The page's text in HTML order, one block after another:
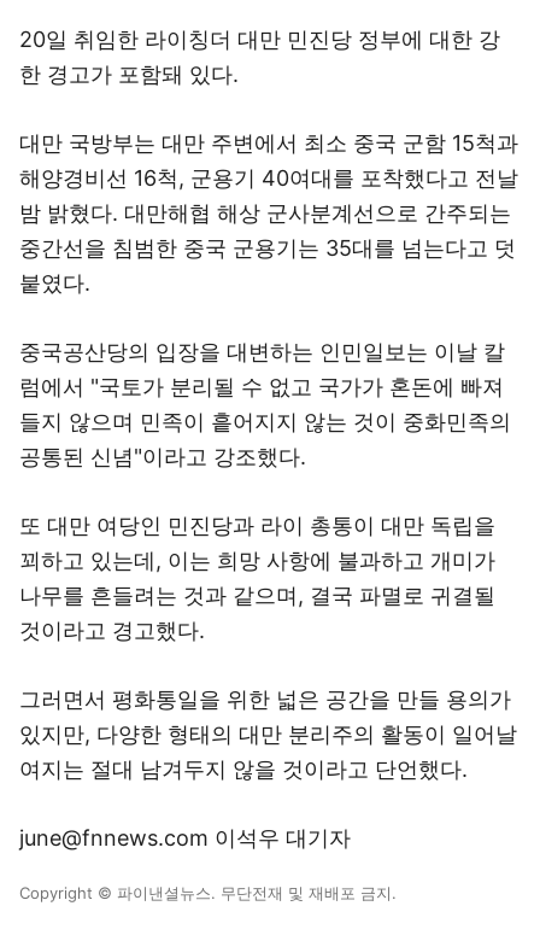
20일 취임한 라이칭더 대만 민진당 정부에 대한 강
한 경고가 포함돼 있다.
대만 국방부는 대만 주변에서 최소 중국 군함 15척과
해양경비선 16척, 군용기 40여대를 포착했다고 전날
밤 밝혔다. 대만해협 해상 군사분계선으로 간주되는
중간선을 침범한 중국 군용기는 35대를 넘는다고 덧
붙였다.
중국공산당의 입장을 대변하는 인민일보는 이날 칼
럼에서 "국토가 분리될 수 없고 국가가 혼돈에 빠져
들지 않으며 민족이 흩어지지 않는 것이 중화민족의
공통된 신념"이라고 강조했다.
또 대만 여당인 민진당과 라이 총통이 대만 독립을
꾀하고 있는데, 이는 희망 사항에 불과하고 개미가
나무를 흔들려는 것과 같으며, 결국 파멸로 귀결될
것이라고 경고했다.
그러면서 평화통일을 위한 넓은 공간을 만들 용의가
있지만, 다양한 형태의 대만 분리주의 활동이 일어날
여지는 절대 남겨두지 않을 것이라고 단언했다.
june@fnnews.com 이석우 대기자
Copyright © 파이낸셜뉴스. 무단전재 및 재배포 금지.